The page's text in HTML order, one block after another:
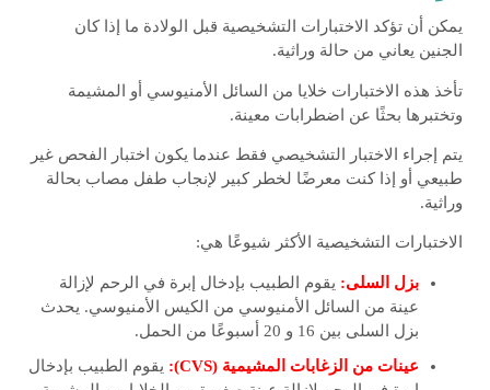
يمكن أن تؤكد الاختبارات التشخيصية قبل الولادة ما إذا كان
الجنين يعاني من حالة وراثية.
تأخذ هذه الاختبارات خلايا من السائل الأمنيوسي أو المشيمة
وتختبرها بحثًا عن اضطرابات معينة.
يتم إجراء الاختبار التشخيصي فقط عندما يكون اختبار الفحص غير
طبيعي أو إذا كنت معرضًا لخطر كبير لإنجاب طفل مصاب بحالة
وراثية.
الاختبارات التشخيصية الأكثر شيوعًا هي:
بزل السلى: يقوم الطبيب بإدخال إبرة في الرحم لإزالة
عينة من السائل الأمنيوسي من الكيس الأمنيوسي. يحدث
بزل السلى بين 16 و 20 أسبوعًا من الحمل.
عينات من الزغابات المشيمية (CVS):
يقوم الطبيب بإدخال